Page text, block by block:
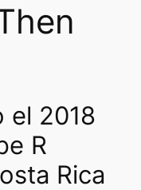
el 2018
R
Rica